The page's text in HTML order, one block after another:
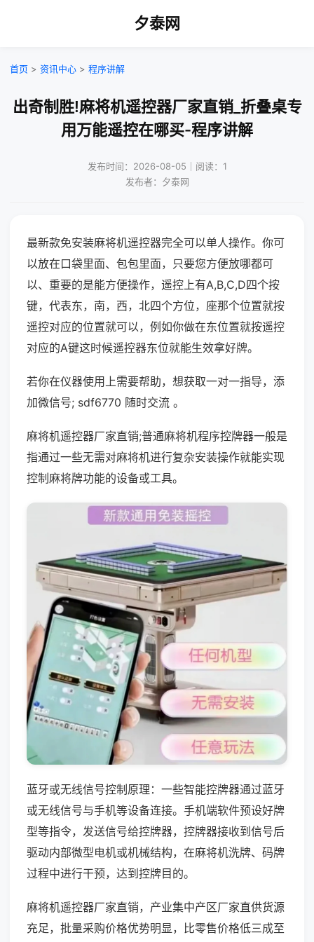
夕泰网
首页 > 资讯中心 > 程序讲解
出奇制胜!麻将机遥控器厂家直销_折叠桌专
用万能遥控在哪买-程序讲解
发布时间：2026-08-05｜阅读：1
发布者：夕泰网
最新款免安装麻将机遥控器完全可以单人操作。你可
以放在口袋里面、包包里面，只要您方便放哪都可
以、重要的是能方便操作，遥控上有A,B,C,D四个按
键，代表东，南，西，北四个方位，座那个位置就按
遥控对应的位置就可以，例如你做在东位置就按遥控
对应的A键这时候遥控器东位就能生效拿好牌。
若你在仪器使用上需要帮助，想获取一对一指导，添
加微信号; sdf6770 随时交流 。
麻将机遥控器厂家直销;普通麻将机程序控牌器一般是
指通过一些无需对麻将机进行复杂安装操作就能实现
控制麻将牌功能的设备或工具。
蓝牙或无线信号控制原理：一些智能控牌器通过蓝牙
或无线信号与手机等设备连接。手机端软件预设好牌
型等指令，发送信号给控牌器，控牌器接收到信号后
驱动内部微型电机或机械结构，在麻将机洗牌、码牌
过程中进行干预，达到控牌目的。
麻将机遥控器厂家直销，产业集中产区厂家直供货源
充足，批量采购价格优势明显，比零售价格低三成至